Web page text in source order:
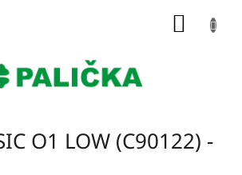
O1 LOW (C90122) -